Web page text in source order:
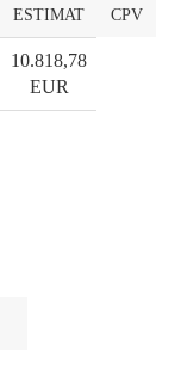
ESTIMAT
CPV
10.818,78
EUR